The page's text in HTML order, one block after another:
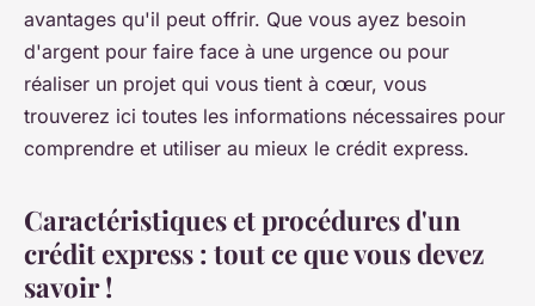
avantages qu'il peut offrir. Que vous ayez besoin
d'argent pour faire face à une urgence ou pour
réaliser un projet qui vous tient à cœur, vous
trouverez ici toutes les informations nécessaires pour
comprendre et utiliser au mieux le crédit express.
Caractéristiques et procédures d'un
crédit express : tout ce que vous devez
savoir !